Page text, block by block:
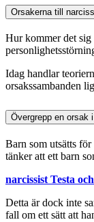
Orsakerna till
Hur kommer det sig
Idag handlar
orsakssambanden
Övergrepp en orsak
Barn som utsätts
tänker att ett barn
narcissist Testa
Detta är dock inte
fall om ett sätt att